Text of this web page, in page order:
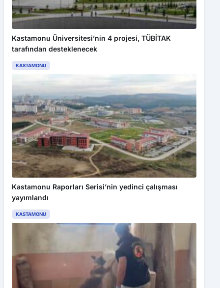
Kastamonu Üniversitesi’nin 4 projesi, TÜBİTAK
tarafından desteklenecek
KASTAMONU
Kastamonu Raporları Serisi’nin yedinci çalışması
yayımlandı
KASTAMONU